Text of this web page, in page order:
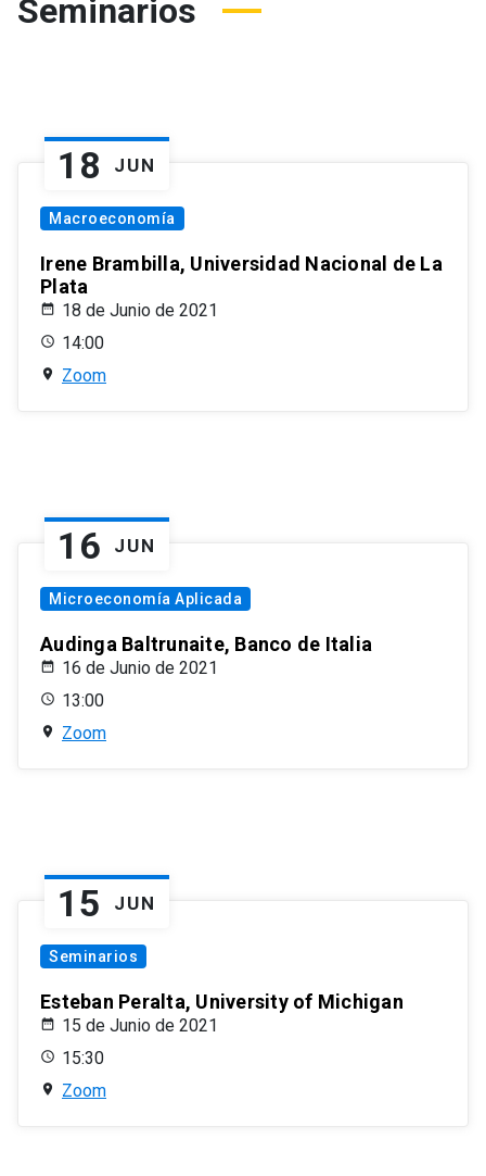
Seminarios
18 JUN
Macroeconomía
Irene Brambilla, Universidad Nacional de La
Plata
18 de Junio de 2021
14:00
Zoom
16 JUN
Microeconomía Aplicada
Audinga Baltrunaite, Banco de Italia
16 de Junio de 2021
13:00
Zoom
15 JUN
Seminarios
Esteban Peralta, University of Michigan
15 de Junio de 2021
15:30
Zoom